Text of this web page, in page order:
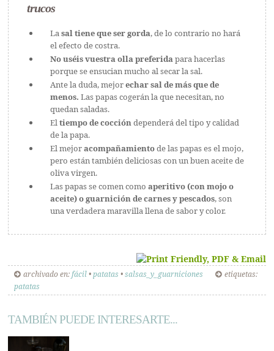
trucos
Lasal tiene que ser gorda, de lo contrario no hará
el efecto de costra.
No uséis vuestra olla preferidapara hacerlas
porque se ensucian mucho al secar la sal.
Ante la duda, mejorechar sal de más que de
menos. Las papas cogerán la que necesitan, no
quedan saladas.
Eltiempo de coccióndependerá del tipo y calidad
de la papa.
El mejoracompañamientode las papas es el mojo,
pero están también deliciosas con un buen aceite de
oliva virgen.
Las papas se comen comoaperitivo (con mojo o
aceite) o guarnición de carnes y pescados, son
una verdadera maravilla llena de sabor y color.
archivado en:fácil•patatas •salsas_y_guarniciones
etiquetas:
patatas
TAMBIÉN PUEDE INTERESARTE...